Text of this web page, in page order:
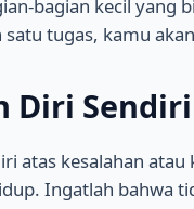
bagian kecil yang
tugas, kamu
Diri Sendiri
atas kesalahan
Ingatlah bahwa